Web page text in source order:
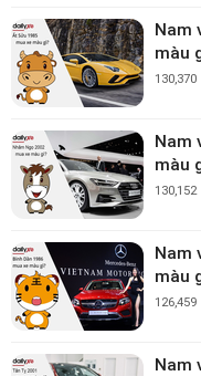
Nam
màu
130,370
Nam
màu
130,152
Nam
màu
126,459
Nam